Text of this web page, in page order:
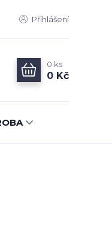
Přihlášení
0 ks
0 Kč